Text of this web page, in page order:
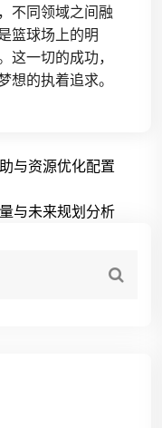
不同领域之间融
篮球场上的明
这一切的成功，
想的执着追求。
与资源优化配置
与未来规划分析